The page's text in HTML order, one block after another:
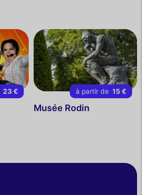
23 € à partir de 15 €
Musée Rodin